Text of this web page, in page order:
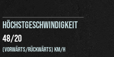
HÖCHSTGESCHWINDIGKEIT
48/20
(VORWÄRTS/RÜCKWÄRTS) KM/H